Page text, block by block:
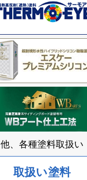
他、各種塗料取扱い
取扱い塗料